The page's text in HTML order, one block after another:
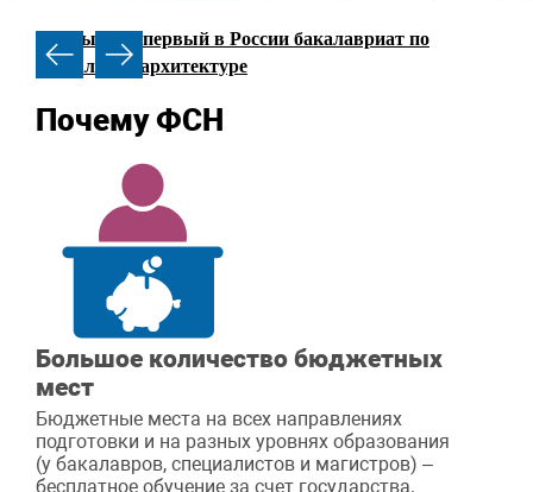
Открываем первый в России бакалавриат по
социальной архитектуре
Почему ФСН
Большое количество бюджетных
мест
Бюджетные места на всех направлениях
подготовки и на разных уровнях образования
(у бакалавров, специалистов и магистров) –
бесплатное обучение за счет государства.